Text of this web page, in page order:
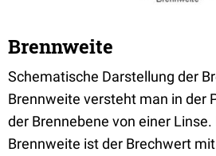
Brennweite
Schematische Darstellung der
Brennweite versteht man in der
der Brennebene von einer
Brennweite ist der Brechwert